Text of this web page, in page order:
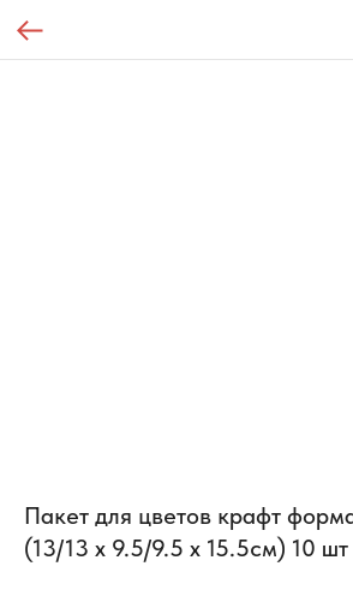
Пакет для цветов крафт
(13/13 х 9.5/9.5 х 15.5см) 10